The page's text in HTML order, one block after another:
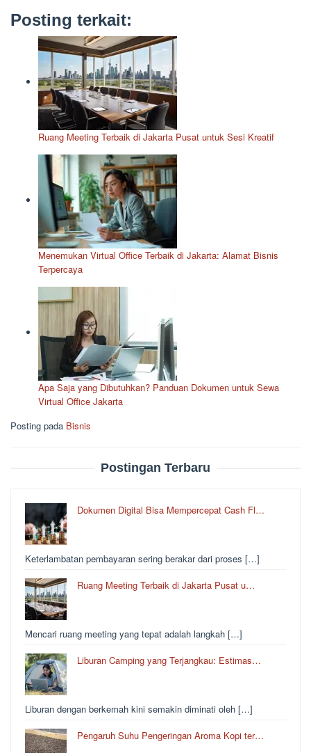
Posting terkait:
Ruang Meeting Terbaik di Jakarta Pusat untuk Sesi Kreatif
Menemukan Virtual Office Terbaik di Jakarta: Alamat Bisnis
Terpercaya
Apa Saja yang Dibutuhkan? Panduan Dokumen untuk Sewa
Virtual Office Jakarta
Posting pada Bisnis
Postingan Terbaru
Dokumen Digital Bisa Mempercepat Cash Fl…
Keterlambatan pembayaran sering berakar dari proses […]
Ruang Meeting Terbaik di Jakarta Pusat u…
Mencari ruang meeting yang tepat adalah langkah […]
Liburan Camping yang Terjangkau: Estimas…
Liburan dengan berkemah kini semakin diminati oleh […]
Pengaruh Suhu Pengeringan Aroma Kopi ter…